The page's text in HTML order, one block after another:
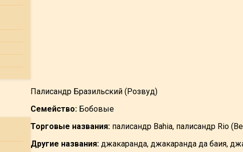
Палисандр Бразильский (Розвуд)
Семейство: Бобовые
Торговые названия: палисандр Bahia, палисандр Rio
Другие названия: джакаранда, джакаранда да баия,